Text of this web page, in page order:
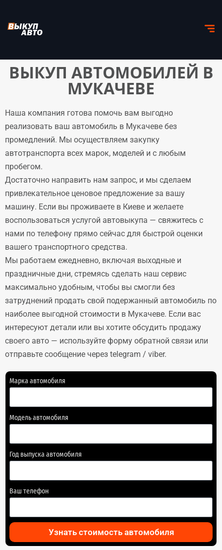
ВЫКУП АВТОМОБИЛЕЙ В
МУКАЧЕВЕ
Наша компания готова помочь вам выгодно
реализовать ваш автомобиль в Мукачеве без
промедлений. Мы осуществляем закупку
автотранспорта всех марок, моделей и с любым
пробегом.
Достаточно направить нам запрос, и мы сделаем
привлекательное ценовое предложение за вашу
машину. Если вы проживаете в Киеве и желаете
воспользоваться услугой автовыкупа — свяжитесь с
нами по телефону прямо сейчас для быстрой оценки
вашего транспортного средства.
Мы работаем ежедневно, включая выходные и
праздничные дни, стремясь сделать наш сервис
максимально удобным, чтобы вы смогли без
затруднений продать свой подержанный автомобиль по
наиболее выгодной стоимости в Мукачеве. Если вас
интересуют детали или вы хотите обсудить продажу
своего авто — используйте форму обратной связи или
отправьте сообщение через telegram / viber.
Марка автомобиля
Модель автомобиля
Год выпуска автомобиля
Ваш телефон
Узнать стоимость автомобиля